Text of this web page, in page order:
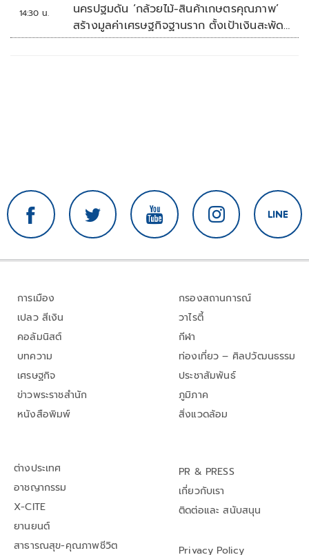
14:30 น.
นครปฐมดัน ‘กล้วยไม้-สินค้าเกษตรคุณภาพ’
สร้างมูลค่าเศรษฐกิจฐานราก ตั้งเป้าเงินสะพัด
10 ล้านบาท
การเมือง
เปลว สีเงิน
คอลัมนิสต์
บทความ
เศรษฐกิจ
ข่าวพระราชสำนัก
หนังสือพิมพ์
กรองสถานการณ์
วาไรตี้
กีฬา
ท่องเที่ยว – ศิลปวัฒนธรรม
ประชาสัมพันธ์
ภูมิภาค
สิ่งแวดล้อม
ต่างประเทศ
อาชญากรรม
X-CITE
ยานยนต์
สาธารณสุข-คุณภาพชีวิต
PR & PRESS
เกี่ยวกับเรา
ติดต่อและ สนับสนุน
Privacy Policy